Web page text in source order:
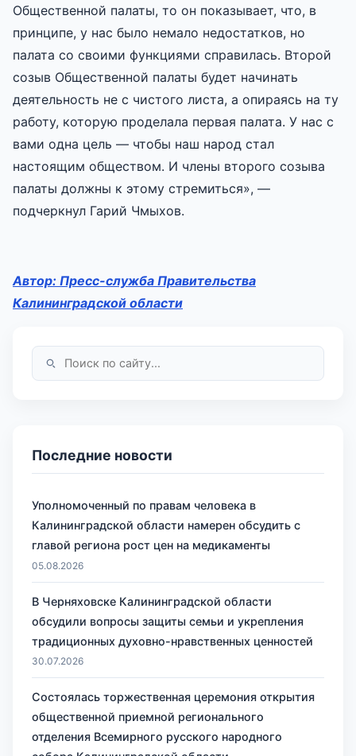
Общественной палаты, то он показывает, что, в
принципе, у нас было немало недостатков, но
палата со своими функциями справилась. Второй
созыв Общественной палаты будет начинать
деятельность не с чистого листа, а опираясь на ту
работу, которую проделала первая палата. У нас с
вами одна цель — чтобы наш народ стал
настоящим обществом. И члены второго созыва
палаты должны к этому стремиться», —
подчеркнул Гарий Чмыхов.
Автор: Пресс-служба Правительства
Калининградской области
Последние новости
Уполномоченный по правам человека в
Калининградской области намерен обсудить с
главой региона рост цен на медикаменты
05.08.2026
В Черняховске Калининградской области
обсудили вопросы защиты семьи и укрепления
традиционных духовно-нравственных ценностей
30.07.2026
Состоялась торжественная церемония открытия
общественной приемной регионального
отделения Всемирного русского народного